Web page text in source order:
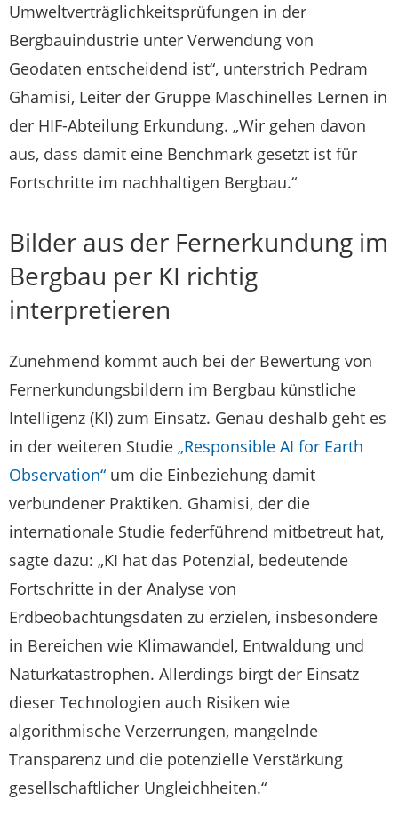
Umweltverträglichkeitsprüfungen in der
Bergbauindustrie unter Verwendung von
Geodaten entscheidend ist“, unterstrich Pedram
Ghamisi, Leiter der Gruppe Maschinelles Lernen in
der HIF-Abteilung Erkundung. „Wir gehen davon
aus, dass damit eine Benchmark gesetzt ist für
Fortschritte im nachhaltigen Bergbau.“
Bilder aus der Fernerkundung im
Bergbau per KI richtig
interpretieren
Zunehmend kommt auch bei der Bewertung von
Fernerkundungsbildern im Bergbau künstliche
Intelligenz (KI) zum Einsatz. Genau deshalb geht es
in der weiteren Studie „Responsible AI for Earth
Observation“ um die Einbeziehung damit
verbundener Praktiken. Ghamisi, der die
internationale Studie federführend mitbetreut hat,
sagte dazu: „KI hat das Potenzial, bedeutende
Fortschritte in der Analyse von
Erdbeobachtungsdaten zu erzielen, insbesondere
in Bereichen wie Klimawandel, Entwaldung und
Naturkatastrophen. Allerdings birgt der Einsatz
dieser Technologien auch Risiken wie
algorithmische Verzerrungen, mangelnde
Transparenz und die potenzielle Verstärkung
gesellschaftlicher Ungleichheiten.“